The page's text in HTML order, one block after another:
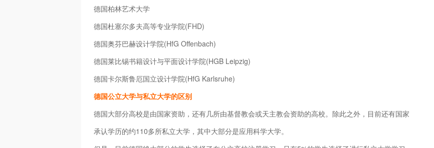
德国柏林艺术大学
德国杜塞尔多夫高等专业学院(FHD)
德国奥芬巴赫设计学院(HfG Offenbach)
德国莱比锡书籍设计与平面设计学院(HGB Leipzig)
德国卡尔斯鲁厄国立设计学院(HfG Karlsruhe)
德国公立大学与私立大学的区别
德国大部分高校是由国家资助，还有几所由基督教会或天主教会资助的高校。除此之外，目前还有国家
承认学历的约110多所私立大学，其中大部分是应用科学大学。